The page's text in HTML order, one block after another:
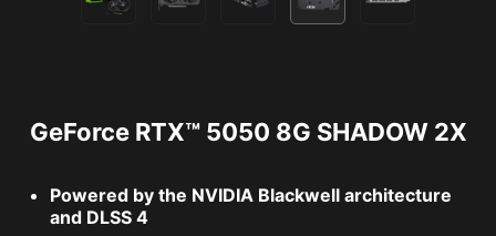
GeForce RTX™ 5050 8G SHADOW 2X
Powered by the NVIDIA Blackwell architecture
and DLSS 4